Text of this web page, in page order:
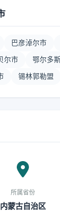
巴彦淖尔市
尔市 鄂尔多
锡林郭勒盟
所属省份
内蒙古自治区